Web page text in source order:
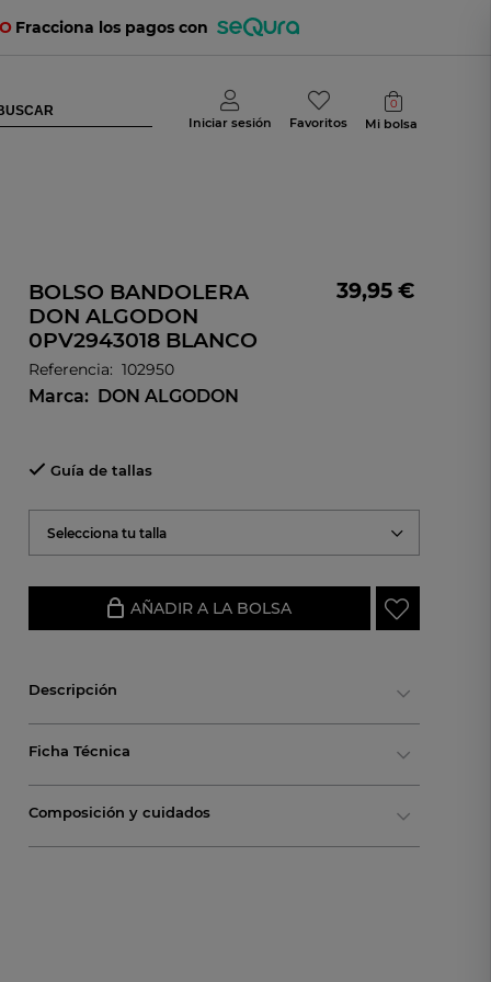
Fracciona los pagos con
Iniciar sesión Favoritos
0
Mi bolsa
BOLSO BANDOLERA
DON ALGODON
0PV2943018 BLANCO
Referencia: 102950
Marca: DON ALGODON
39,95 €
Guía de tallas
Selecciona tu talla
AÑADIR A LA BOLSA
Descripción
Ficha Técnica
Composición y cuidados